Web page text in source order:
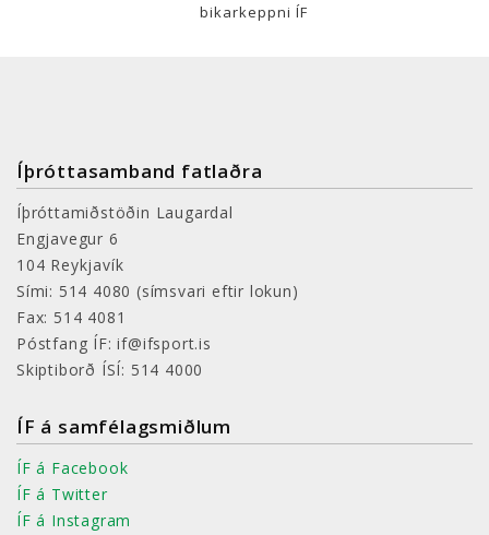
bikarkeppni ÍF
Íþróttasamband fatlaðra
Íþróttamiðstöðin Laugardal
Engjavegur 6
104 Reykjavík
Sími: 514 4080(símsvari eftir lokun)
Fax: 514 4081
Póstfang ÍF: if@ifsport.is
Skiptiborð ÍSÍ: 514 4000
ÍF á samfélagsmiðlum
ÍF á Facebook
ÍF á Twitter
ÍF á Instagram